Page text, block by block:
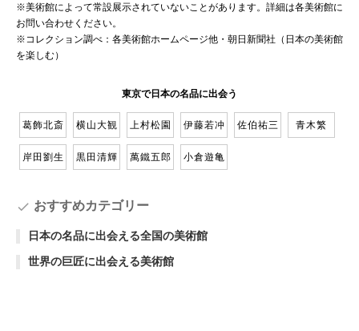
※美術館によって常設展示されていないことがあります。詳細は各美術館に
お問い合わせください。
※コレクション調べ：各美術館ホームページ他・朝日新聞社（日本の美術館
を楽しむ）
東京で日本の名品に出会う
葛飾北斎 横山大観 上村松園 伊藤若冲 佐伯祐三 青木繁
岸田劉生 黒田清輝 萬鐵五郎 小倉遊亀
check おすすめカテゴリー
日本の名品に出会える全国の美術館
世界の巨匠に出会える美術館